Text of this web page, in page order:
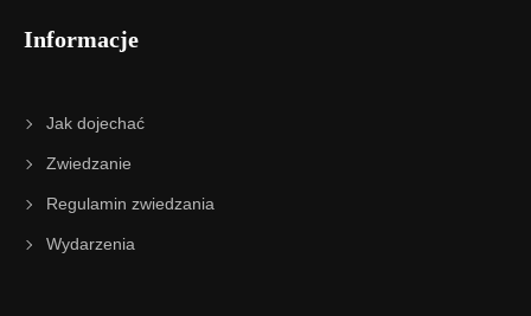
Informacje
Jak dojechać
Zwiedzanie
Regulamin zwiedzania
Wydarzenia